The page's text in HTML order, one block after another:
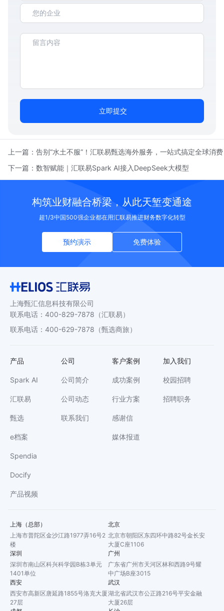
立即提交
上一篇： 告别“水土不服”！汇联易甄选海外服务，一站式搞定全球消费
下一篇： 数智赋能｜汇联易Spark AI接入DeepSeek大模型
构筑业财融合桥梁，从此天堑变通途
超1/3中国500强企业都在用汇联易推进财务数字化转型
预约演示 免费体验
上海甄汇信息科技有限公司
联系电话 ： 400-829-7878 （汇联易）
联系电话 ： 400-629-7878 （甄选商旅）
产品
Spark AI
汇联易
甄选
e档案
Spendia
Docify
产品视频
公司
公司简介
公司动态
联系我们
客户案例
成功案例
行业方案
感谢信
媒体报道
加入我们
校园招聘
招聘职务
上海（总部）
上海市普陀区金沙江路1977弄16号2
楼
北京
北京市朝阳区东四环中路82号金长安
大厦C座1106
深圳
深圳市南山区科兴科学园B栋3单元
1401单位
广州
广东省广州市天河区林和西路9号耀
中广场B座3015
西安
西安市高新区唐延路1855号洛克大厦
27层
武汉
湖北省武汉市公正路216号平安金融
大厦26层